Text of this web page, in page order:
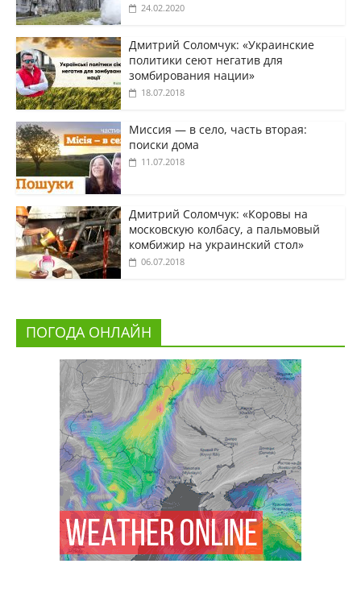
24.02.2020
Дмитрий Соломчук: «Украинские
политики сеют негатив для
зомбирования нации»
18.07.2018
Миссия — в село, часть вторая:
поиски дома
11.07.2018
Дмитрий Соломчук: «Коровы на
московскую колбасу, а пальмовый
комбижир на украинский стол»
06.07.2018
ПОГОДА ОНЛАЙН